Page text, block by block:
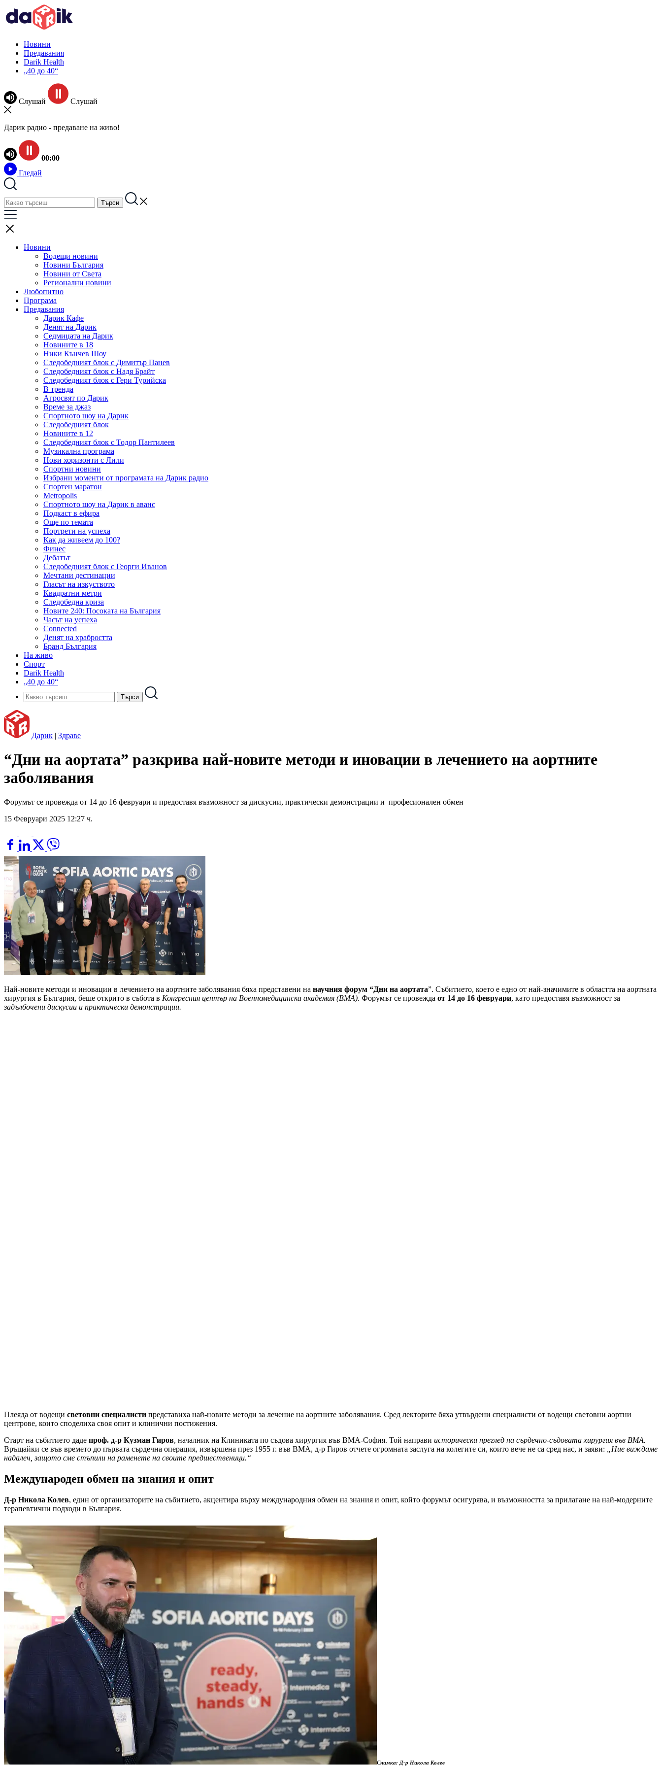
Новини
Предавания
Darik Health
„40 до 40“
Слушай Слушай
Дарик радио - предаване на живо!
00:00
Гледай
Новини
Водещи новини
Новини България
Новини от Света
Регионални новини
Любопитно
Програма
Предавания
Дарик Кафе
Денят на Дарик
Седмицата на Дарик
Новините в 18
Ники Кънчев Шоу
Следобедният блок с Димитър Панев
Следобедният блок с Надя Брайт
Следобедният блок с Гери Турийска
В тренда
Агросвят по Дарик
Време за джаз
Спортното шоу на Дарик
Следобедният блок
Новините в 12
Следобедният блок с Тодор Пантилеев
Музикална програма
Нови хоризонти с Лили
Спортни новини
Избрани моменти от програмата на Дарик радио
Спортен маратон
Metropolis
Спортното шоу на Дарик в аванс
Подкаст в ефира
Още по темата
Портрети на успеха
Как да живеем до 100?
Финес
Дебатът
Следобедният блок с Георги Иванов
Мечтани дестинации
Гласът на изкуството
Квадратни метри
Следобедна криза
Новите 240: Посоката на България
Часът на успеха
Connected
Денят на храбростта
Бранд България
На живо
Спорт
Darik Health
„40 до 40“
Дарик | Здраве
“Дни на аортата” разкрива най-новите методи и иновации в лечението на аортните
заболявания
Форумът се провежда от 14 до 16 февруари и предоставя възможност за дискусии, практически демонстрации и професионален обмен
15 Февруари 2025 12:27 ч.
Най-новите методи и иновации в лечението на аортните заболявания бяха представени на научния форум “Дни на аортата”. Събитието, което е едно от най-значимите в областта на аортната
хирургия в България, беше открито в събота в Конгресния център на Военномедицинска академия (ВМА). Форумът се провежда от 14 до 16 февруари, като предоставя възможност за
задълбочени дискусии и практически демонстрации.
Плеяда от водещи световни специалисти представиха най-новите методи за лечение на аортните заболявания. Сред лекторите бяха утвърдени специалисти от водещи световни аортни
центрове, които споделиха своя опит и клинични постижения.
Старт на събитието даде проф. д-р Кузман Гиров, началник на Клиниката по съдова хирургия във ВМА-София. Той направи исторически преглед на сърдечно-съдовата хирургия във ВМА.
Връщайки се във времето до първата сърдечна операция, извършена през 1955 г. във ВМА, д-р Гиров отчете огромната заслуга на колегите си, които вече не са сред нас, и заяви:
„Ние виждаме
надалеч, защото сме стъпили на раменете на своите предшественици.“
Международен обмен на знания и опит
Д-р Никола Колев, един от организаторите на събитието, акцентира върху международния обмен на знания и опит, който форумът осигурява, и възможността за прилагане на най-модерните
терапевтични подходи в България.
Снимка: Д-р Никола Колев